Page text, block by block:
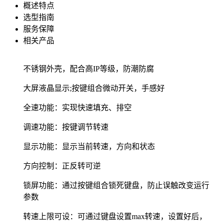
概述特点
选型指南
服务保障
相关产品
不锈钢外壳，配合高IP等级，防潮防腐
大屏液晶显示;按键组合微动开关，手感好
全速功能：实现快速填充、排空
调速功能：按键调节转速
显示功能：显示当前转速，方向和状态
方向控制：正反转可逆
锁屏功能：通过按键组合锁死键盘，防止误触改变运行
参数
转速上限可设：可通过键盘设置max转速，设置好后，